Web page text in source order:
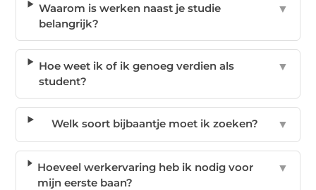
Waarom is werken naast je studie
belangrijk?
▼
Hoe weet ik of ik genoeg verdien als
student?
▼
Welk soort bijbaantje moet ik zoeken? ▼
Hoeveel werkervaring heb ik nodig voor
mijn eerste baan?
▼